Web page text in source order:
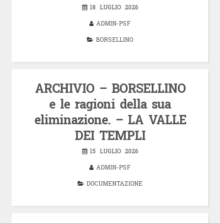
18 LUGLIO 2026
ADMIN-PSF
BORSELLINO
ARCHIVIO – BORSELLINO
e le ragioni della sua
eliminazione. – LA VALLE
DEI TEMPLI
15 LUGLIO 2026
ADMIN-PSF
DOCUMENTAZIONE